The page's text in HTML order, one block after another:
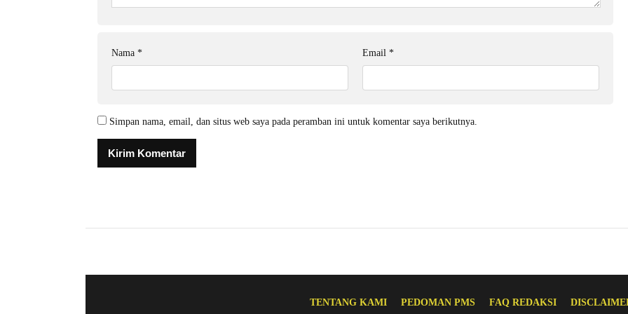
Nama * Email *
Simpan nama, email, dan situs web saya pada peramban ini untuk komentar saya berikutnya.
TENTANG KAMI PEDOMAN PMS FAQ REDAKSI